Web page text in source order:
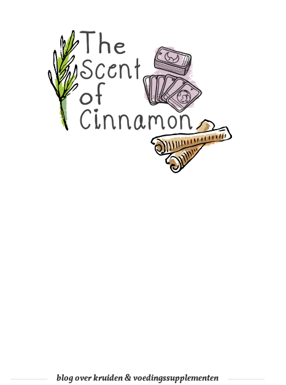
blog over kruiden & voedingssupplementen